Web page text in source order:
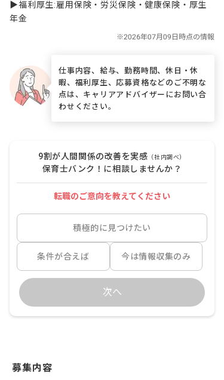
▶福利厚生:雇用保険・労災保険・健康保険・厚生
年金
仕事内容、給与、勤務時間、休日・休
暇、福利厚生、応募資格などのご不明な
点は、キャリアアドバイザーにお問い合
わせください。
9割が人間関係の改善を実感 （社内調べ）
保育士バンク！に相談しませんか？
転職のご意向を教えてください
積極的に見つけたい
条件が合えば 今は情報収集のみ
次へ
募集内容